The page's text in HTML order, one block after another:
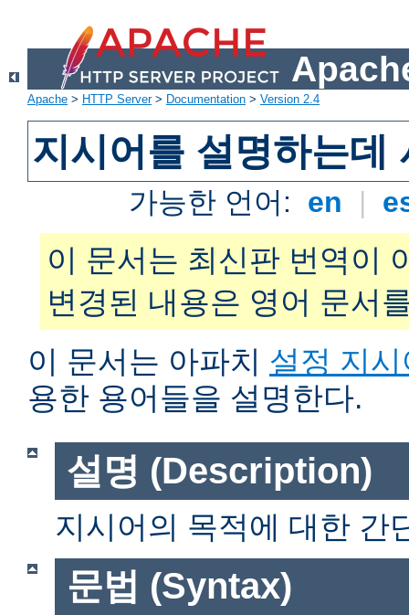
Apache > HTTP Server> Documentation > Version 2.4
지시어를 설명하는데
가능한 언어: en |
이 문서는 최신판 번역이
변경된 내용은 영어 문서
이 문서는 아파치 설정 지시
용한 용어들을 설명한다.
설명 (Description)
지시어의 목적에 대한 간
문법 (Syntax)